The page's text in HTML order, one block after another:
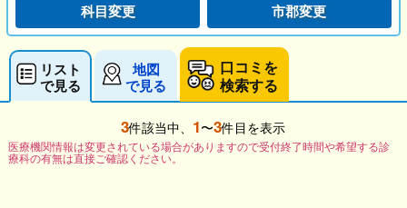
科目変更 市郡変更
リスト
で見る
地図
で見る
口コミを
検索する
3件該当中、 1〜3件目を表示
医療機関情報は変更されている場合がありますので受付終了時間や希望する診
療科の有無は直接ご確認ください。